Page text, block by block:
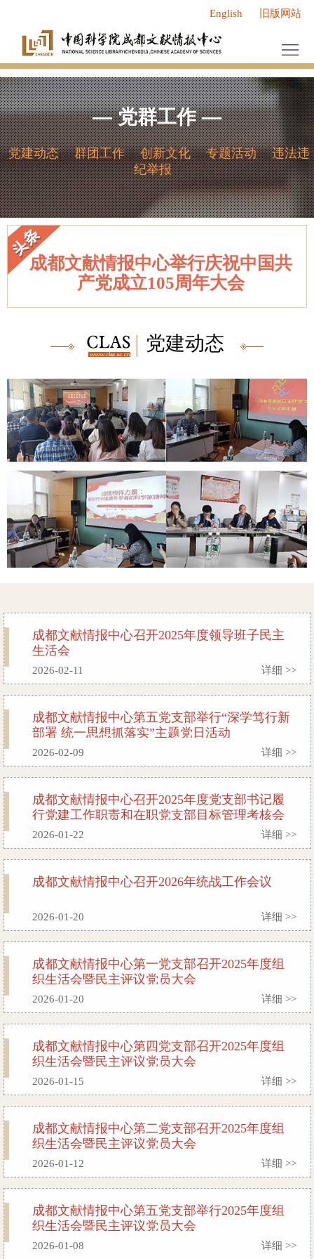
English 旧版网站
心
概
况
服
务
中
心
新
闻
动
态
研
究
成
果
人
才
队
伍
党
工
作
究
领
研
究
育
信
开
—党群工作—
党建动态 / 群团工作 / 创新文化 / 专题活动 / 违法违
纪举报 /
成都文献情报中心举行庆祝中国共
产党成立105周年大会
党建动态
情报中心第二党支部赴光电所开展“弘扬科学家精
奋进谈誓言”联组学习
]
[
成都文献情报中心召开2025年度领导班子民主
生活会
2026-02-11 详细 >>
成都文献情报中心第五党支部举行“深学笃行新
部署 统一思想抓落实”主题党日活动
2026-02-09 详细 >>
成都文献情报中心召开2025年度党支部书记履
行党建工作职责和在职党支部目标管理考核会
议
2026-01-22 详细 >>
成都文献情报中心召开2026年统战工作会议
2026-01-20 详细 >>
成都文献情报中心第一党支部召开2025年度组
织生活会暨民主评议党员大会
2026-01-20 详细 >>
成都文献情报中心第四党支部召开2025年度组
织生活会暨民主评议党员大会
2026-01-15 详细 >>
成都文献情报中心第二党支部召开2025年度组
织生活会暨民主评议党员大会
2026-01-12 详细 >>
成都文献情报中心第五党支部举行2025年度组
织生活会暨民主评议党员大会
2026-01-08 详细 >>